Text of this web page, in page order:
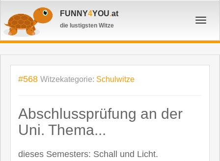
FUNNY4YOU.at
die lustigsten Witze
#568 Witzekategorie: Schulwitze
Abschlussprüfung an der
Uni. Thema...
dieses Semesters: Schall und Licht.